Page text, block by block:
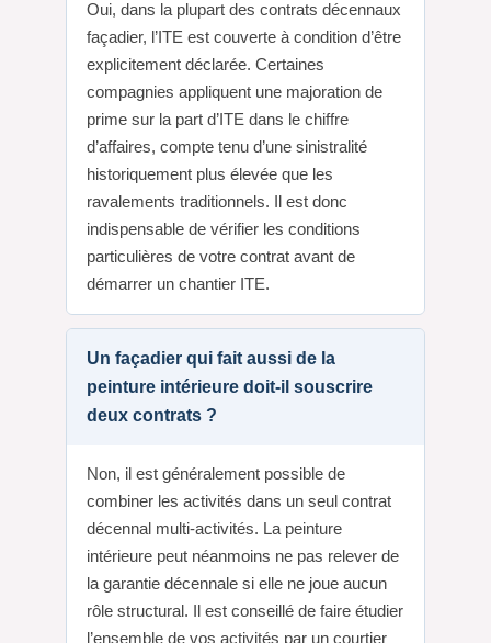
Oui, dans la plupart des contrats décennaux
façadier, l’ITE est couverte à condition d’être
explicitement déclarée. Certaines
compagnies appliquent une majoration de
prime sur la part d’ITE dans le chiffre
d’affaires, compte tenu d’une sinistralité
historiquement plus élevée que les
ravalements traditionnels. Il est donc
indispensable de vérifier les conditions
particulières de votre contrat avant de
démarrer un chantier ITE.
Un façadier qui fait aussi de la
peinture intérieure doit-il souscrire
deux contrats ?
Non, il est généralement possible de
combiner les activités dans un seul contrat
décennal multi-activités. La peinture
intérieure peut néanmoins ne pas relever de
la garantie décennale si elle ne joue aucun
rôle structural. Il est conseillé de faire étudier
l’ensemble de vos activités par un courtier